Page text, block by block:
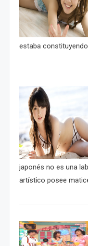
estaba
japonés no es una
artístico posee